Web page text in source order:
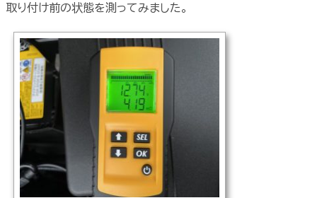
取り付け前の状態を測ってみました。